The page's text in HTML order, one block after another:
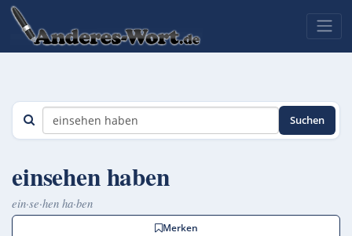
Suchen
einsehen haben
ein·se·hen ha·ben
Merken